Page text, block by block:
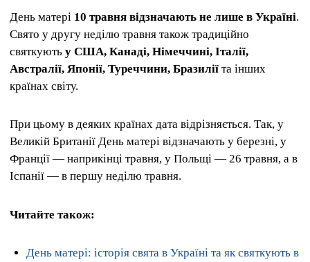
День матері 10 травня відзначають не лише в Україні.
Свято у другу неділю травня також традиційно
святкують у США, Канаді, Німеччині, Італії,
Австралії, Японії, Туреччини, Бразилії та інших
країнах світу.
При цьому в деяких країнах дата відрізняється. Так, у
Великій Британії День матері відзначають у березні, у
Франції — наприкінці травня, у Польщі — 26 травня, а в
Іспанії — в першу неділю травня.
Читайте також:
День матері: історія свята в Україні та як святкують в